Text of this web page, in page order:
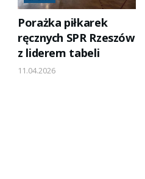
Porażka piłkarek
ręcznych SPR Rzeszów
z liderem tabeli
11.04.2026